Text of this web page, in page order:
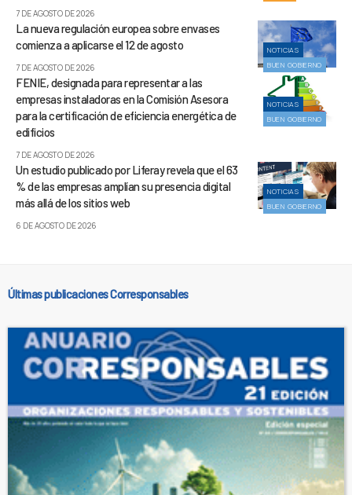
7 DE AGOSTO DE 2026
NOTICIAS
BUEN GOBIERNO
La nueva regulación europea sobre envases
comienza a aplicarse el 12 de agosto
7 DE AGOSTO DE 2026
NOTICIAS
BUEN GOBIERNO
FENIE, designada para representar a las
empresas instaladoras en la Comisión Asesora
para la certificación de eficiencia energética de
edificios
7 DE AGOSTO DE 2026
NOTICIAS
BUEN GOBIERNO
Un estudio publicado por Liferay revela que el 63
% de las empresas amplían su presencia digital
más allá de los sitios web
6 DE AGOSTO DE 2026
Últimas publicaciones Corresponsables